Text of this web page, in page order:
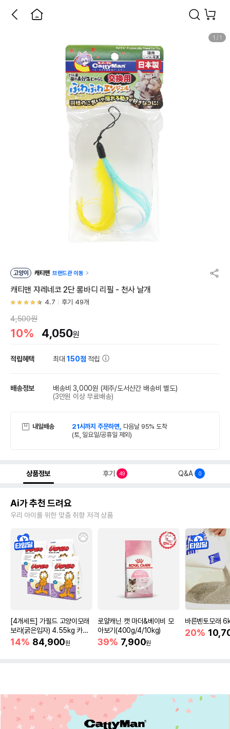
1 / 1
고양이 캐티맨 브랜드관 이동
캐티맨 쟈레네코 2단 롱바디 리필 - 천사 날개
4.7 후기 49개
4,500원
10% 4,050원
적립혜택 최대150점 적립
배송정보 배송비 3,000원 (제주/도서산간 배송비 별도)
(3만원 이상 무료배송)
내일배송 21시까지 주문하면, 다음날 95% 도착
(토, 일요일/공휴일 제외)
상품정보 후기 49 Q&A 0
Ai가 추천 드려요
우리 아이를 위한 맞춤 취향 저격 상품
[4개세트] 가필드 고양이모래
보라(굵은입자) 4.55kg 카사
바모래
14% 84,900원
로얄캐닌 캣 마더&베이비 모
아보기(400g/4/10kg)
39% 7,900원
바른벤토모래
20%